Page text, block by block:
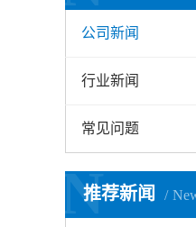
公司新闻
行业新闻
常见问题
推荐新闻
N